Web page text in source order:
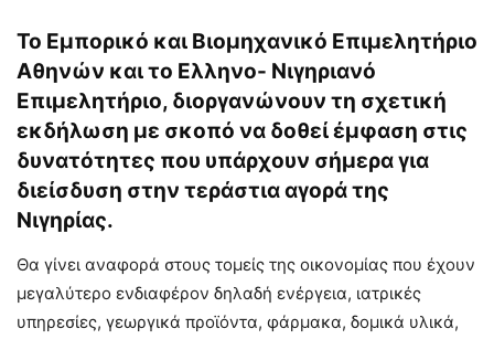
Το Εμπορικό και Βιομηχανικό Επιμελητήριο
Αθηνών και το Ελληνο- Νιγηριανό
Επιμελητήριο, διοργανώνουν τη σχετική
εκδήλωση με σκοπό να δοθεί έμφαση στις
δυνατότητες που υπάρχουν σήμερα για
διείσδυση στην τεράστια αγορά της
Νιγηρίας.
Θα γίνει αναφορά στους τομείς της οικονομίας που έχουν
μεγαλύτερο ενδιαφέρον δηλαδή ενέργεια, ιατρικές
υπηρεσίες, γεωργικά προϊόντα, φάρμακα, δομικά υλικά,